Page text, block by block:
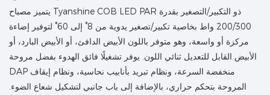
يتميز مصباح Tyanshine COB LED PAR ذو التكبير/التصغير بقدرة
200/300 واط بخاصية تكبير/تصغير يدوية من 8° إلى 60° لتوفير إضاءة
مركزة أو واسعة، وهو متوفر باللون الأبيض الدافئ، أو الأبيض البارد، أو
الأبيض القابل للتعديل ثنائي اللون. يوفر تشغيلًا فائق الهدوء بفضل مروحة
DAP منخفضة السرعة، ونظام تبريد بأنابيب نحاسية، ونظام إيقاف
المروحة بتحكم حراري، بالإضافة إلى باب جانبي لتشكيل شعاع الضوء.